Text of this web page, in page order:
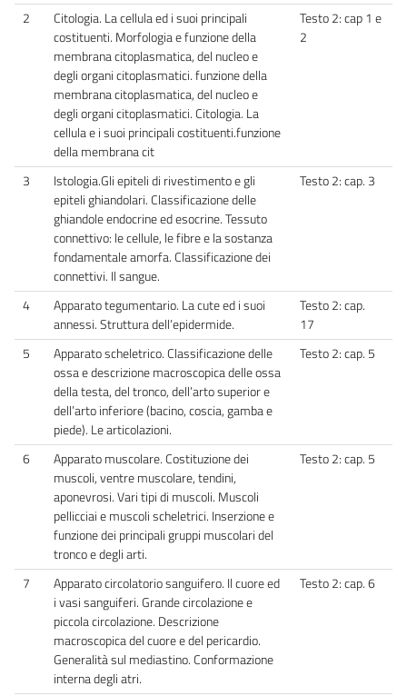
2
Citologia. La cellula ed i suoi principali
costituenti. Morfologia e funzione della
membrana citoplasmatica, del nucleo e
degli organi citoplasmatici. funzione della
membrana citoplasmatica, del nucleo e
degli organi citoplasmatici. Citologia. La
cellula e i suoi principali costituenti.funzione
della membrana cit
Testo 2: cap 1 e
2
3
Istologia.Gli epiteli di rivestimento e gli
epiteli ghiandolari. Classificazione delle
ghiandole endocrine ed esocrine. Tessuto
connettivo: le cellule, le fibre e la sostanza
fondamentale amorfa. Classificazione dei
connettivi. Il sangue.
Testo 2: cap. 3
4
Apparato tegumentario. La cute ed i suoi
annessi. Struttura dell’epidermide.
Testo 2: cap.
17
5
Apparato scheletrico. Classificazione delle
ossa e descrizione macroscopica delle ossa
della testa, del tronco, dell’arto superior e
dell’arto inferiore (bacino, coscia, gamba e
piede). Le articolazioni.
Testo 2: cap. 5
6
Apparato muscolare. Costituzione dei
muscoli, ventre muscolare, tendini,
aponevrosi. Vari tipi di muscoli. Muscoli
pellicciai e muscoli scheletrici. Inserzione e
funzione dei principali gruppi muscolari del
tronco e degli arti.
Testo 2: cap. 5
7
Apparato circolatorio sanguifero. Il cuore ed
i vasi sanguiferi. Grande circolazione e
piccola circolazione. Descrizione
macroscopica del cuore e del pericardio.
Generalità sul mediastino. Conformazione
interna degli atri.
Testo 2: cap. 6